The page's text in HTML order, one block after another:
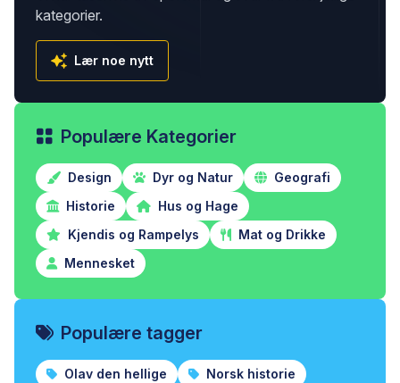
kategorier.
Lær noe nytt
Populære Kategorier
Design Dyr og Natur
Geografi
Historie
Hus og Hage
Kjendis og Rampelys
Mat og Drikke
Mennesket
Populære tagger
Olav den hellige
Norsk historie